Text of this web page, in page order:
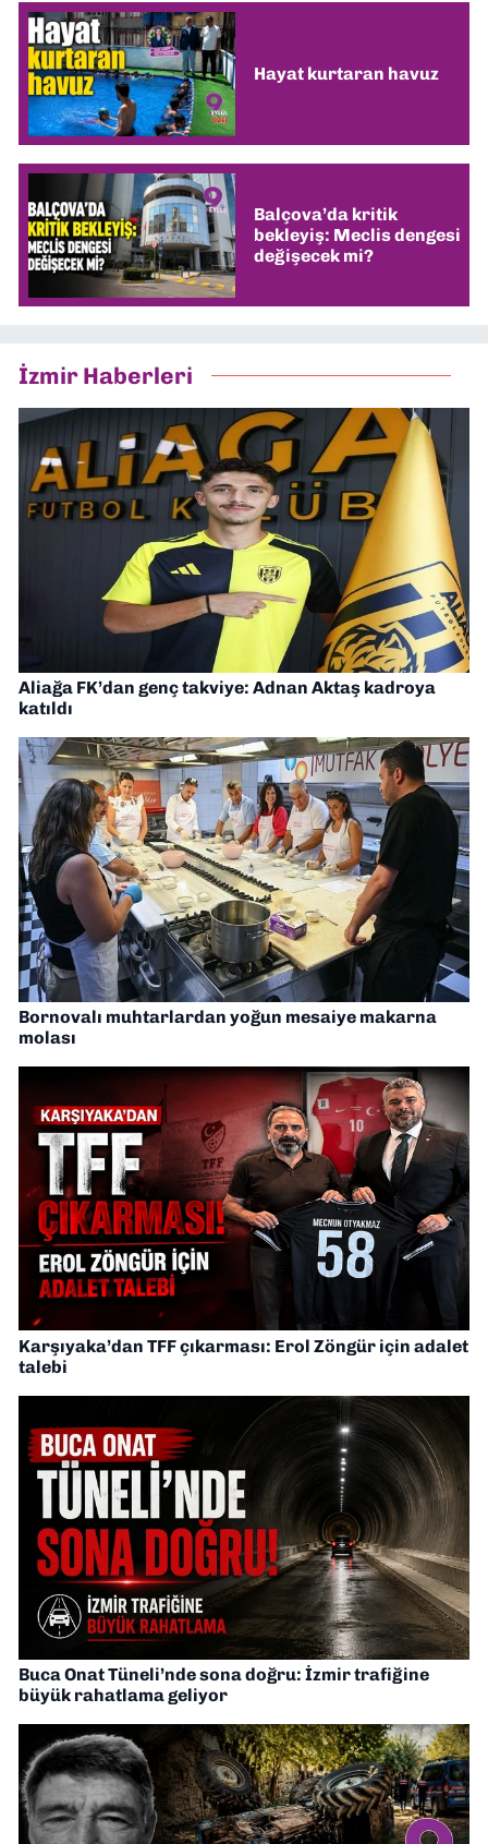
Hayat kurtaran havuz
Balçova’da kritik
bekleyiş: Meclis dengesi
değişecek mi?
İzmir Haberleri
Aliağa FK’dan genç takviye: Adnan Aktaş kadroya
katıldı
Bornovalı muhtarlardan yoğun mesaiye makarna
molası
Karşıyaka’dan TFF çıkarması: Erol Zöngür için adalet
talebi
Buca Onat Tüneli’nde sona doğru: İzmir trafiğine
büyük rahatlama geliyor